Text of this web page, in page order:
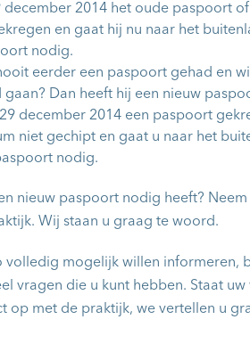
december 2014 het oude paspoort
en gaat hij nu naar het
nodig.
eerder een paspoort gehad en
gaan? Dan heeft hij een nieuw
december 2014 een paspoort
niet gechipt en gaat u naar het
nodig.
nieuw paspoort nodig heeft?
Wij staan u graag te woord.
volledig mogelijk willen informeren,
vragen die u kunt hebben. Staat
op met de praktijk, we vertellen u